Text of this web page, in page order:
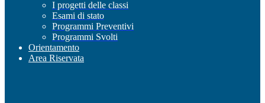
I progetti delle classi
Esami di stato
Programmi Preventivi
Programmi Svolti
Orientamento
Area Riservata